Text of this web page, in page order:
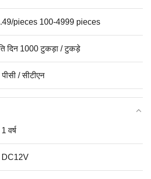
pieces 100-4999 pieces
दिन 1000 टुकड़ा / टुकड़े
/ सीटीएन
1 वर्ष
DC12V